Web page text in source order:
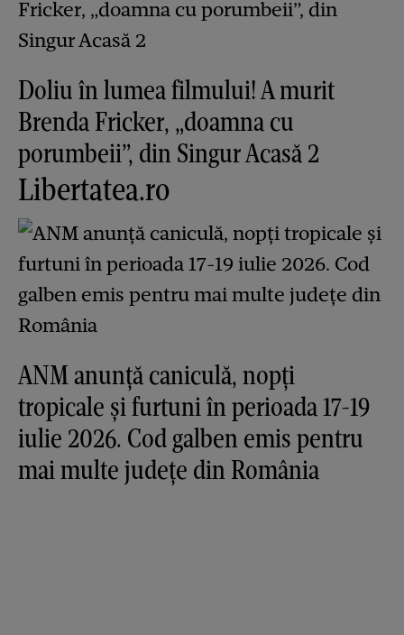
Doliu în lumea filmului! A murit
Brenda Fricker, „doamna cu
porumbeii”, din Singur Acasă 2
Libertatea.ro
ANM anunță caniculă, nopți
tropicale și furtuni în perioada 17-19
iulie 2026. Cod galben emis pentru
mai multe județe din România